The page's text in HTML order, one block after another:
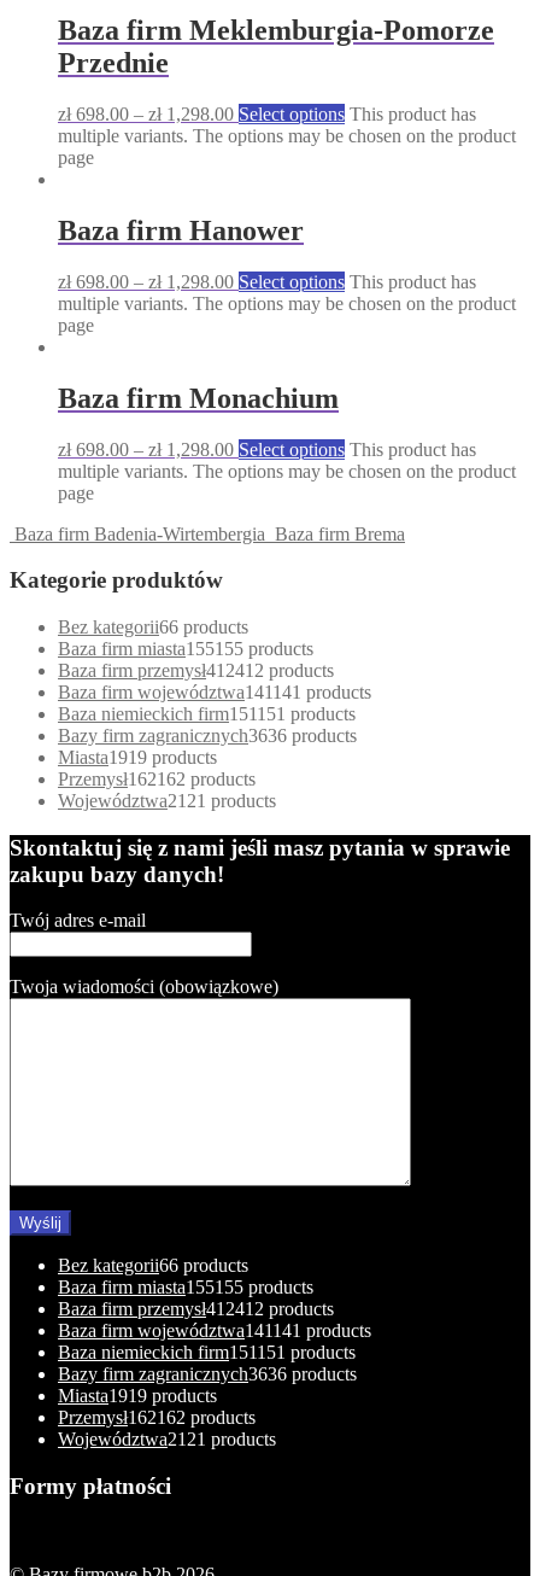
Baza firm Meklemburgia-Pomorze
Przednie
zł698.00 – zł1,298.00 Select options This product has
multiple variants. The options may be chosen on the product
page
Baza firm Hanower
zł698.00 – zł1,298.00 Select options This product has
multiple variants. The options may be chosen on the product
page
Baza firm Monachium
zł698.00 – zł1,298.00 Select options This product has
multiple variants. The options may be chosen on the product
page
Baza firm Badenia-Wirtembergia Baza firm Brema
Kategorie produktów
Bez kategorii66 products
Baza firm miasta155155 products
Baza firm przemysł412412 products
Baza firm województwa141141 products
Baza niemieckich firm151151 products
Bazy firm zagranicznych3636 products
Miasta1919 products
Przemysł162162 products
Województwa21 21 products
Skontaktuj się z nami jeśli masz pytania w sprawie
zakupu bazy danych!
Twój adres e-mail
Twoja wiadomości (obowiązkowe)
Bez kategorii66 products
Baza firm miasta155155 products
Baza firm przemysł412412 products
Baza firm województwa141141 products
Baza niemieckich firm151151 products
Bazy firm zagranicznych3636 products
Miasta1919 products
Przemysł162162 products
Województwa2121 products
Formy płatności